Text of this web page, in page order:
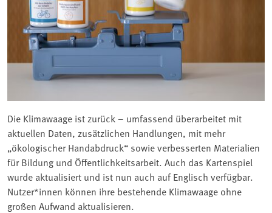
Die Klimawaage ist zurück – umfassend überarbeitet mit
aktuellen Daten, zusätzlichen Handlungen, mit mehr
„ökologischer Handabdruck“ sowie verbesserten Materialien
für Bildung und Öffentlichkeitsarbeit. Auch das Kartenspiel
wurde aktualisiert und ist nun auch auf Englisch verfügbar.
Nutzer*innen können ihre bestehende Klimawaage ohne
großen Aufwand aktualisieren.